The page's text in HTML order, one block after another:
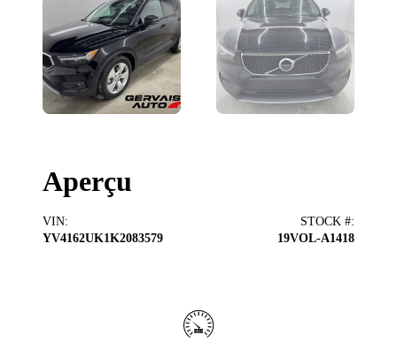
Aperçu
VIN:
YV4162UK1K2083579
STOCK #:
19VOL-A1418